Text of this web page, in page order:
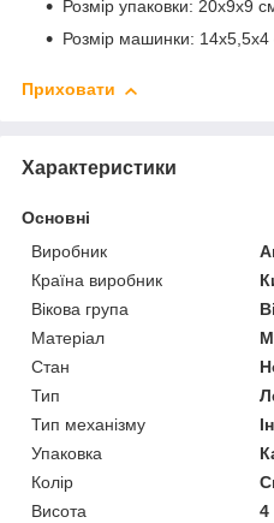
Розмір упаковки: 20х9х9
Розмір машинки: 14х5,5х4
Приховати
Характеристики
Основні
Виробник
Країна виробник
Вікова група
Матеріал
Стан
Тип
Тип механізму
Упаковка
Колір
Висота
4